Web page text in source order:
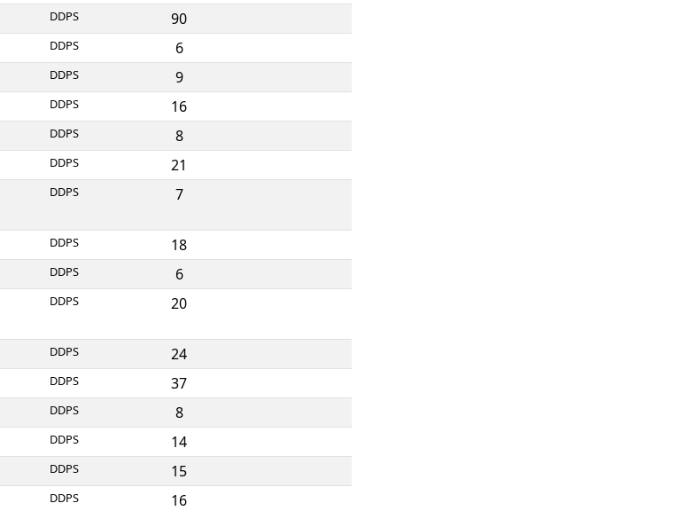
DDPS
90
DDPS
6
DDPS
9
DDPS
16
DDPS
8
DDPS
21
DDPS 7
DDPS
18
DDPS
6
DDPS 20
DDPS
24
DDPS
37
DDPS
8
DDPS
14
DDPS
15
DDPS
16